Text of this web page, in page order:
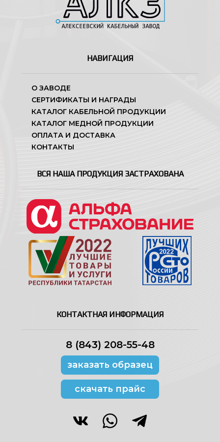
НАВИГАЦИЯ
О ЗАВОДЕ
СЕРТИФИКАТЫ И НАГРАДЫ
КАТАЛОГ КАБЕЛЬНОЙ ПРОДУКЦИИ
КАТАЛОГ МЕДНОЙ ПРОДУКЦИИ
ОПЛАТА И ДОСТАВКА
КОНТАКТЫ
ВСЯ НАША ПРОДУКЦИЯ ЗАСТРАХОВАНА
КОНТАКТНАЯ ИНФОРМАЦИЯ
8 (843) 208-55-48
заказать образец
скачать прайс